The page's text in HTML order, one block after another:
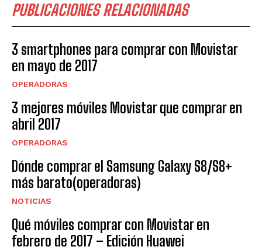
PUBLICACIONES RELACIONADAS
3 smartphones para comprar con Movistar
en mayo de 2017
OPERADORAS
3 mejores móviles Movistar que comprar en
abril 2017
OPERADORAS
Dónde comprar el Samsung Galaxy S8/S8+
más barato(operadoras)
NOTICIAS
Qué móviles comprar con Movistar en
febrero de 2017 – Edición Huawei